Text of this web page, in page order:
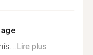
Lire plus